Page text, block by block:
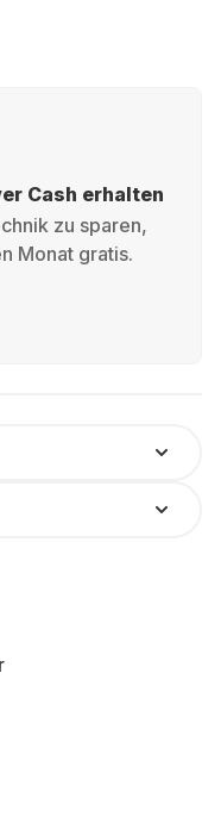
Cash erhalten
zu sparen,
Monat gratis.